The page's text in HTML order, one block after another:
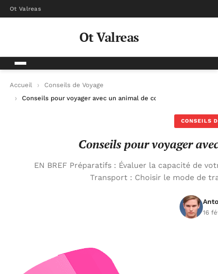
Ot Valreas
Ot Valreas
Accueil
Conseils de Voyage
Conseils pour voyager avec un animal de compagnie
CONSEILS
Conseils pour voyager
EN BREF Préparatifs : Évaluer la capacité de
Transport : Choisir le mode de
16